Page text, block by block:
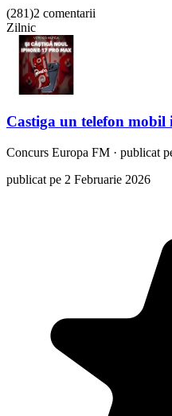
(281)2 comentarii
Zilnic
Castiga un telefon mobil
Concurs Europa FM · publicat
publicat pe 2 Februarie 2026